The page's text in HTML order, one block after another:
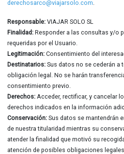
derechosarco@viajarsolo.com
Responsable: VIAJAR SOLO SL
Finalidad: Responder a las consultas y/o
requeridas por el Usuario.
Legitimación: Consentimiento del
Destinatarios: Sus datos no se cederán a
obligación legal. No se harán
consentimiento previo.
Derechos: Acceder, rectificar, y cancelar
derechos indicados en la información
Conservación: Sus datos se mantendrán
de nuestra titularidad mientras su
atender la finalidad que motivó su
atención de posibles obligaciones legales.